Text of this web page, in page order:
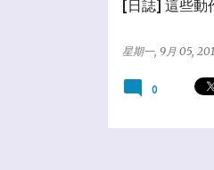
[日誌] 這些動
星期一, 9月 05,
0